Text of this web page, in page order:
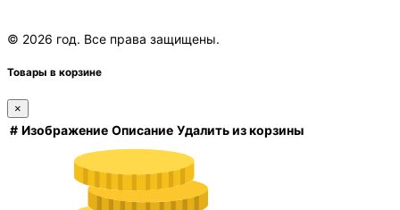
© 2026 год. Все права защищены.
Товары в корзине
×
# Изображение Описание Удалить из корзины